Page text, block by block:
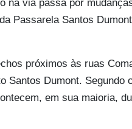
na via passa por
Passarela Santos
próximos às ruas
Santos Dumont. Segundo
em sua maioria,